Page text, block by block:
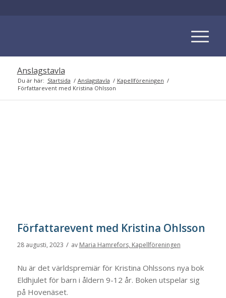
Anslagstavla
Du är här: Startsida / Anslagstavla / Kapellföreningen /
Författarevent med Kristina Ohlsson
Författarevent med Kristina Ohlsson
28 augusti, 2023 / av Maria Hamrefors, Kapellföreningen
Nu är det världspremiär för Kristina Ohlssons nya bok
Eldhjulet för barn i åldern 9-12 år. Boken utspelar sig
på Hovenäset.